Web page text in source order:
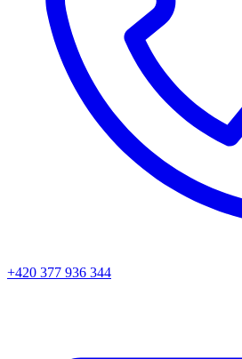
+420 377 936 344